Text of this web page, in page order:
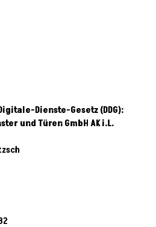
Dienste-Gesetz (DDG):
und Türen GmbHAK i.L.